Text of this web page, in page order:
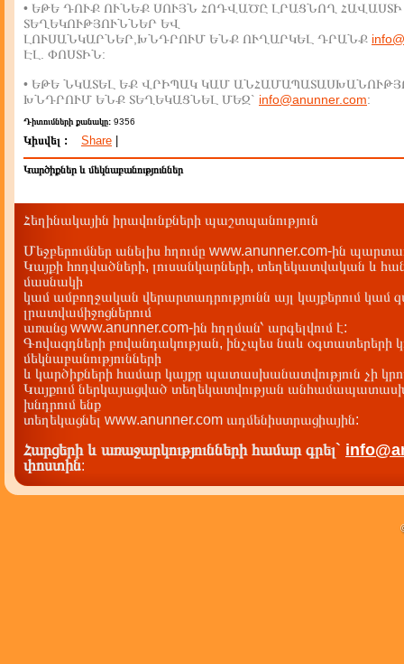
• ԵԹԵ ԴՈՒՔ ՈՒՆԵՔ ՍՈՒՅՆ ՀՈԴՎԱԾԸ ԼՐԱՑՆՈՂ ՀԱՎԱՍՏԻ
ՏԵՂԵԿՈՒԹՅՈՒՆՆԵՐ ԵՎ
ԼՈՒՍԱՆԿԱՐՆԵՐ,ԽՆԴՐՈՒՄ ԵՆՔ ՈՒՂԱՐԿԵԼ ԴՐԱՆՔ
ԷԼ. ՓՈՍՏԻՆ:
• ԵԹԵ ՆԿԱՏԵԼ ԵՔ ՎՐԻՊԱԿ ԿԱՄ
ԽՆԴՐՈՒՄ ԵՆՔ ՏԵՂԵԿԱՑՆԵԼ ՄԵԶ` info@anunner.com:
Դիտումների քանակը: 9356
Կիսվել : Share
Կարծիքներ և մեկնաբանություններ
Հեղինակային իրավունքների պաշտպանություն
Մեջբերումներ անելիս հղումը www.anunner.com-ին
Կայքի հոդվածների, լուսանկարների, տեղեկատվական և
մասնակի
կամ ամբողջական վերարտադրությունն այլ կայքերում կամ
լրատվամիջոցներում
առանց www.anunner.com-ին հղղման՝ արգելվում է:
Գովազդների բովանդակության, ինչպես նաև օգտատերերի
մեկնաբանությունների
և կարծիքների համար կայքը պատասխանատվություն չի
Կայքում ներկայացված տեղեկատվության
խնդրում ենք
տեղեկացնել www.anunner.com ադմենիստրացիային:
Հարցերի և առաջարկությունների համար գրել`
փոստին: